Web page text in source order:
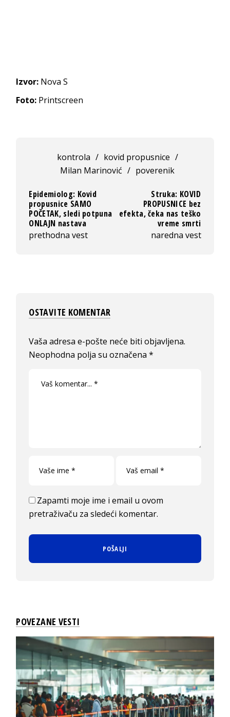
Izvor: Nova S
Foto: Printscreen
kontrola / kovid propusnice /
Milan Marinović / poverenik
Epidemiolog: Kovid
propusnice SAMO
POČETAK, sledi potpuna
ONLAJN nastava
prethodna vest
Struka: KOVID
PROPUSNICE bez
efekta, čeka nas teško
vreme smrti
naredna vest
OSTAVITE KOMENTAR
Vaša adresa e-pošte neće biti objavljena.
Neophodna polja su označena*
Zapamti moje ime i email u ovom
pretraživaču za sledeći komentar.
POVEZANE VESTI